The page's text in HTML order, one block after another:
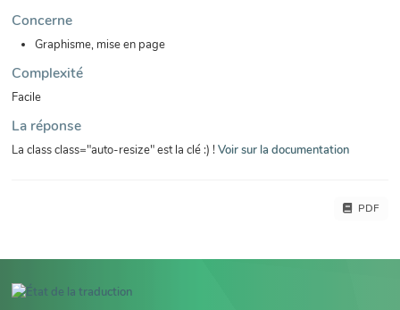
Concerne
Graphisme, mise en page
Complexité
Facile
La réponse
La class class="auto-resize" est la clé :) ! Voir sur la documentation
PDF